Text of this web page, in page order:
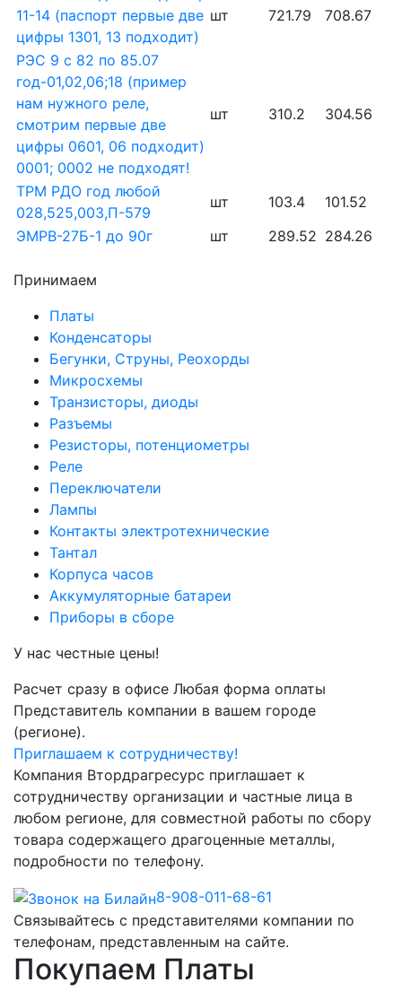
11-14 (паспорт первые две
цифры 1301, 13 подходит)
шт 721.79 708.67
РЭС 9 с 82 по 85.07
год-01,02,06;18 (пример
нам нужного реле,
смотрим первые две
цифры 0601, 06 подходит)
0001; 0002 не подходят!
шт 310.2 304.56
ТРМ РДО год любой
028,525,003,П-579
шт 103.4
101.52
ЭМРВ-27Б-1 до 90г
шт 289.52 284.26
Принимаем
Платы
Конденсаторы
Бегунки, Струны, Реохорды
Микросхемы
Транзисторы, диоды
Разъемы
Резисторы, потенциометры
Реле
Переключатели
Лампы
Контакты электротехнические
Тантал
Корпуса часов
Аккумуляторные батареи
Приборы в сборе
У нас честные цены!
Расчет сразу в офисе Любая форма оплаты
Представитель компании в вашем городе
(регионе).
Приглашаем к сотрудничеству!
Компания Втордрагресурс приглашает к
сотрудничеству организации и частные лица в
любом регионе, для совместной работы по сбору
товара содержащего драгоценные металлы,
подробности по телефону.
8-908-011-68-61
Связывайтесь с представителями компании по
телефонам, представленным на сайте.
Покупаем Платы